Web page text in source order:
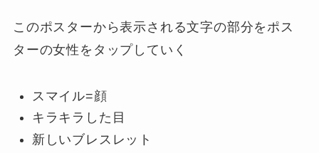
このポスターから表示される文字の部分をポス
ターの女性をタップしていく
スマイル=顔
キラキラした目
新しいブレスレット